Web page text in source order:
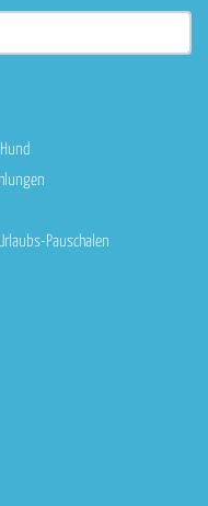
Pauschalen